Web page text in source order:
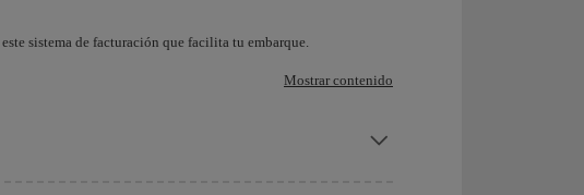
sistema de facturación que facilita tu embarque.
Mostrar contenido